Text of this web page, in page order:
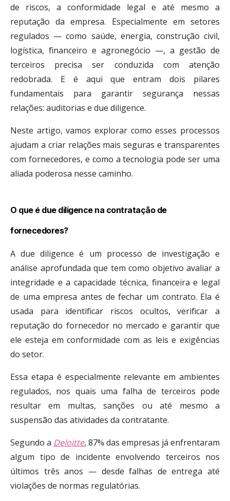
de riscos, a conformidade legal e até mesmo a
reputação da empresa. Especialmente em setores
regulados — como saúde, energia, construção civil,
logística, financeiro e agronegócio —, a gestão de
terceiros precisa ser conduzida com atenção
redobrada. E é aqui que entram dois pilares
fundamentais para garantir segurança nessas
relações: auditorias e due diligence.
Neste artigo, vamos explorar como esses processos
ajudam a criar relações mais seguras e transparentes
com fornecedores, e como a tecnologia pode ser uma
aliada poderosa nesse caminho.
O que é due diligence na contratação de
fornecedores?
A due diligence é um processo de investigação e
análise aprofundada que tem como objetivo avaliar a
integridade e a capacidade técnica, financeira e legal
de uma empresa antes de fechar um contrato. Ela é
usada para identificar riscos ocultos, verificar a
reputação do fornecedor no mercado e garantir que
ele esteja em conformidade com as leis e exigências
do setor.
Essa etapa é especialmente relevante em ambientes
regulados, nos quais uma falha de terceiros pode
resultar em multas, sanções ou até mesmo a
suspensão das atividades da contratante.
Segundo a Deloitte, 87% das empresas já enfrentaram
algum tipo de incidente envolvendo terceiros nos
últimos três anos — desde falhas de entrega até
violações de normas regulatórias.